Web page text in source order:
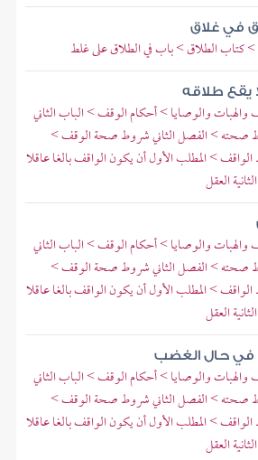
في غلاق
كتاب الطلاق > باب في الطلاق على غلط
يقع طلاقه
والهبات والوصايا > أحكام الوقف > الباب الثاني
صحته > الفصل الثاني شروط صحة الوقف >
> المطلب الأول أن يكون الواقف بالغا عاقلا
العقل
والهبات والوصايا > أحكام الوقف > الباب الثاني
صحته > الفصل الثاني شروط صحة الوقف >
> المطلب الأول أن يكون الواقف بالغا عاقلا
العقل
في حال الغضب
والهبات والوصايا > أحكام الوقف > الباب الثاني
صحته > الفصل الثاني شروط صحة الوقف >
> المطلب الأول أن يكون الواقف بالغا عاقلا
العقل